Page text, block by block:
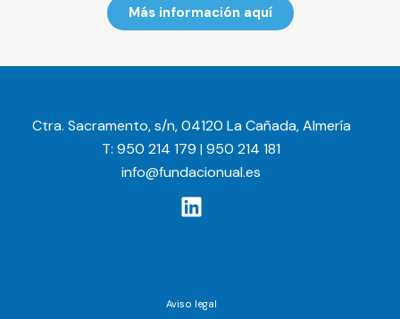
Más información aquí
Ctra. Sacramento, s/n, 04120 La Cañada, Almería
T: 950 214 179 | 950 214 181
info@fundacionual.es
Aviso legal